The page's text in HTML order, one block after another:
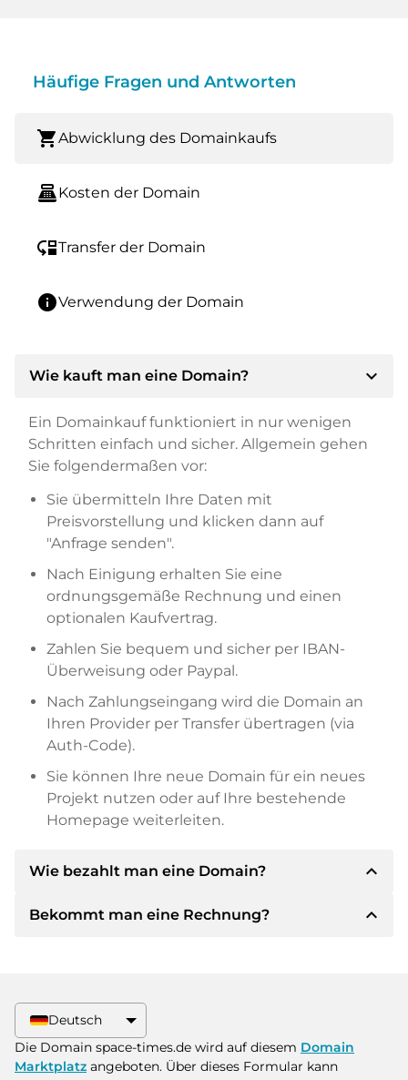
Häufige Fragen und Antworten
shopping_cartAbwicklung des Domainkaufs
point_of_saleKosten der Domain
move_downTransfer der Domain
infoVerwendung der Domain
Wie kauft man eine Domain? expand_more
Ein Domainkauf funktioniert in nur wenigen
Schritten einfach und sicher. Allgemein gehen
Sie folgendermaßen vor:
Sie übermitteln Ihre Daten mit
Preisvorstellung und klicken dann auf
"Anfrage senden".
Nach Einigung erhalten Sie eine
ordnungsgemäße Rechnung und einen
optionalen Kaufvertrag.
Zahlen Sie bequem und sicher per IBAN-
Überweisung oder Paypal.
Nach Zahlungseingang wird die Domain an
Ihren Provider per Transfer übertragen (via
Auth-Code).
Sie können Ihre neue Domain für ein neues
Projekt nutzen oder auf Ihre bestehende
Homepage weiterleiten.
Wie bezahlt man eine Domain? expand_less
Nach einer Einigung wird der Inhaber Ihnen die
Zahlungsmethoden anbieten.
Bitte geben Sie bei der Überweisung immer
den Domainnamen und die
Bekommt man eine Rechnung? expand_less
größeren Kaufpreisen bekommen Sie auf
Wunsch auch einen zusätzlichen Kaufvertrag.
Deutsch
Die Domain space-times.de wird auf diesem Domain
Marktplatz angeboten. Über dieses Formular kann